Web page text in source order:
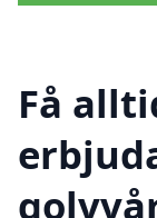
Få